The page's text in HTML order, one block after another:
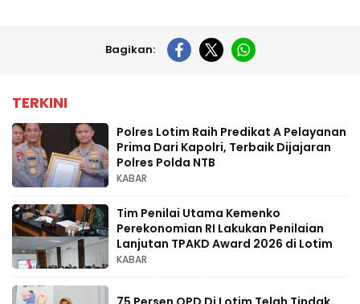
Bagikan:
TERKINI
Polres Lotim Raih Predikat A Pelayanan
Prima Dari Kapolri, Terbaik Dijajaran
Polres Polda NTB
KABAR
Tim Penilai Utama Kemenko
Perekonomian RI Lakukan Penilaian
Lanjutan TPAKD Award 2026 di Lotim
KABAR